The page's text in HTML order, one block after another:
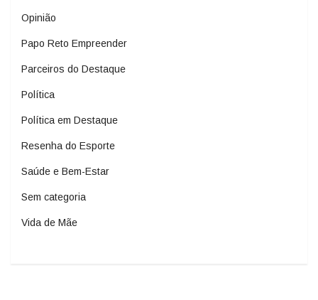
Opinião
Papo Reto Empreender
Parceiros do Destaque
Política
Política em Destaque
Resenha do Esporte
Saúde e Bem-Estar
Sem categoria
Vida de Mãe